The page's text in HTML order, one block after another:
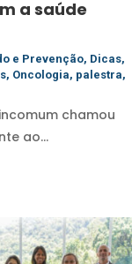
a saúde
e Prevenção, Dicas,
, Oncologia, palestra,
chamou
ao...